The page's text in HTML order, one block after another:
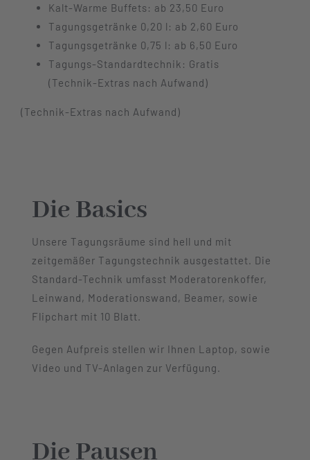
Kalt-Warme Buffets: ab 23,50 Euro
Tagungsgetränke 0,20 l: ab 2,60 Euro
Tagungsgetränke 0,75 l: ab 6,50 Euro
Tagungs-Standardtechnik: Gratis
(Technik-Extras nach Aufwand)
(Technik-Extras nach Aufwand)
Die Basics
Unsere Tagungsräume sind hell und mit
zeitgemäßer Tagungstechnik ausgestattet. Die
Standard-Technik umfasst Moderatorenkoffer,
Leinwand, Moderationswand, Beamer, sowie
Flipchart mit 10 Blatt.
Gegen Aufpreis stellen wir Ihnen Laptop, sowie
Video und TV-Anlagen zur Verfügung.
Die Pausen